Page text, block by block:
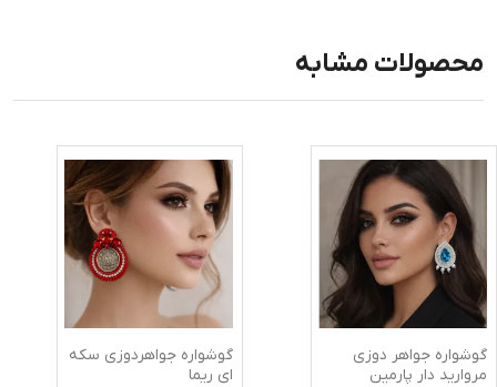
محصولات مشابه
گوشواره جواهر دوزی
مروارید دار پارمین
گوشواره جواهردوزی سکه
ای ریما